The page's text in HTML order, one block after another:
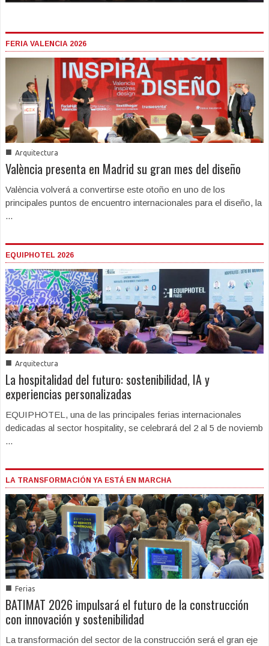
FERIA VALENCIA 2026
■ Arquitectura
València presenta en Madrid su gran mes del diseño
València volverá a convertirse este otoño en uno de los
principales puntos de encuentro internacionales para el diseño, la
...
EQUIPHOTEL 2026
■ Arquitectura
La hospitalidad del futuro: sostenibilidad, IA y
experiencias personalizadas
EQUIPHOTEL, una de las principales ferias internacionales
dedicadas al sector hospitality, se celebrará del 2 al 5 de noviemb
...
LA TRANSFORMACIÓN YA ESTÁ EN MARCHA
■ Ferias
BATIMAT 2026 impulsará el futuro de la construcción
con innovación y sostenibilidad
La transformación del sector de la construcción será el gran eje